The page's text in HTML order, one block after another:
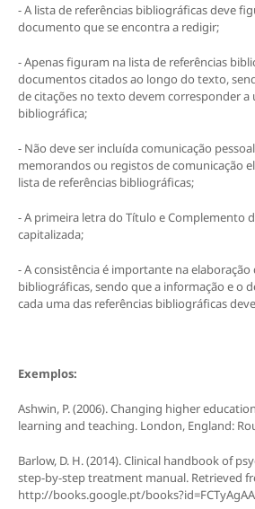
- A lista de referências bibliográficas deve
documento que se encontra a redigir;
- Apenas figuram na lista de referências
documentos citados ao longo do texto,
de citações no texto devem corresponder a
bibliográfica;
- Não deve ser incluída comunicação
memorandos ou registos de comunicação
lista de referências bibliográficas;
- A primeira letra do Título e Complemento
capitalizada;
- A consistência é importante na elaboração
bibliográficas, sendo que a informação e o
cada uma das referências bibliográficas
Exemplos:
Ashwin, P. (2006). Changing higher
learning and teaching. London, England:
Barlow, D. H. (2014). Clinical handbook of
step-by-step treatment manual. Retrieved
http://books.google.pt/